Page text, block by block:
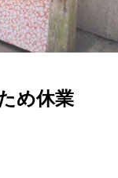
め休業